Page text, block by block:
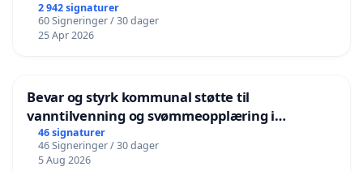
2 942 signaturer
60 Signeringer / 30 dager
25 Apr 2026
Bevar og styrk kommunal støtte til
vanntilvenning og svømmeopplæring i
barnehagene i Haugesund
46 signaturer
46 Signeringer / 30 dager
5 Aug 2026